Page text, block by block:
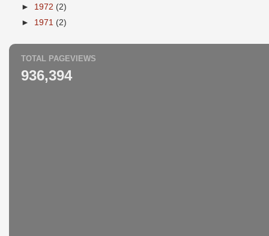
► 1972 (2)
► 1971 (2)
TOTAL PAGEVIEWS
936,394